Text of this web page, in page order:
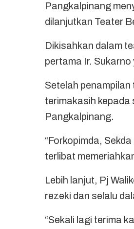
Pangkalpinang
dilanjutkan Teater
Dikisahkan dalam
pertama Ir.
Setelah
terimakasih kepada
Pangkalpinang.
“Forkopimda,
terlibat
Lebih lanjut, Pj
rezeki dan selalu
“Sekali lagi terima